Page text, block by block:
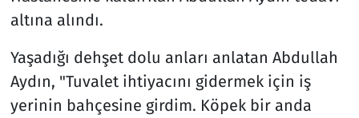
altına alındı.
Yaşadığı dehşet dolu anları anlatan Abdullah
Aydın, "Tuvalet ihtiyacını gidermek için iş
yerinin bahçesine girdim. Köpek bir anda